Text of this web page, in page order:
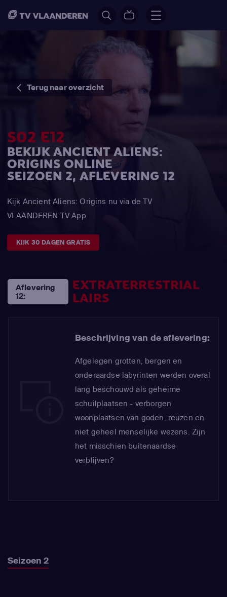
Terug naar overzicht
S02 E12
BEKIJK ANCIENT ALIENS:
ORIGINS ONLINE
SEIZOEN 2, AFLEVERING 12
Kijk Ancient Aliens: Origins nu via de TV
VLAANDEREN TV App
KIJK 30 DAGEN GRATIS
Aflevering
12:
EXTRATERRESTRIAL
LAIRS
Beschrijving van de aflevering:
Afgelegen grotten, bergen en
onderaardse labyrinten werden overal
lang beschouwd als geheime
schuilplaatsen - verborgen
woonplaatsen van goden, reuzen en
niet geheel menselijke wezens. Zijn
het misschien buitenaardse
verblijven?
Seizoen 2